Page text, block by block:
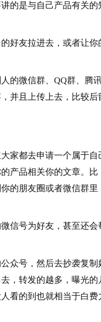
的是与自己产品有关的
好友拉进去，或者让你
的微信群、QQ群、腾
并且上传上去，比较后
家都去申请一个属于自
产品相关你的文章。比
的朋友圈或者微信群里
信号为好友，甚至还会
众号，然后去抄袭复制
，转发的越多，曝光的
看的到也就相当于白费